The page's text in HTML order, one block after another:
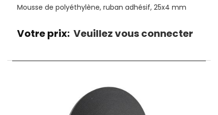
Mousse de polyéthylène, ruban adhésif, 25x4 mm
Votre prix: Veuillez vous connecter